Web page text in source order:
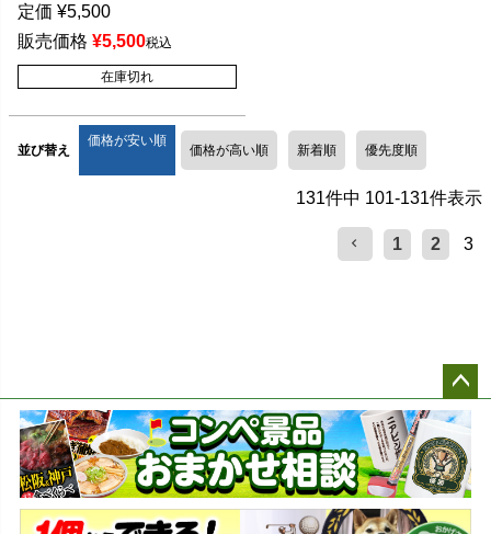
定価 ¥5,500
販売価格 ¥5,500税込
在庫切れ
並び替え
価格が安い順
価格が高い順 新着順 優先度順
131件中 101-131件表示
1 2 3
ペー
ジト
ップ
へ